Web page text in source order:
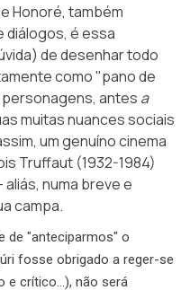
Honoré, também
diálogos, é essa
de desenhar todo
como "pano de
antes a
muitas nuances sociais
um genuíno cinema
Truffaut (1932-1984)
numa breve e
campa.
de "anteciparmos" o
fosse obrigado a reger-se
e crítico…), não será